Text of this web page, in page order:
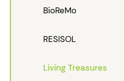
BioReMo
RESISOL
Living Treasures